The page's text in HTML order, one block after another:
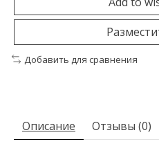
Добавить для сравнения
Описание Отзывы (0)